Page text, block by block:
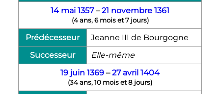
14 mai 1357–21 novembre 1361
(4 ans, 6 mois et 7 jours)
Prédécesseur
Jeanne III de Bourgogne
Successeur
Elle-même
19 juin 1369 –27 avril 1404
(34 ans, 10 mois et 8 jours)